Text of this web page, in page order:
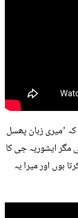
کہ ’میری زبان پھسل
مگر ایشوریہ جی کا
ہوں اور میرا یہ